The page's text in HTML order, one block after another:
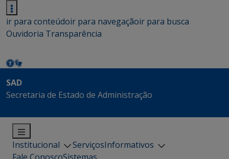
ir para conteúdoir para navegaçãoir para busca
Ouvidoria Transparência
SAD
Secretaria de Estado de Administração
Institucional ServiçosInformativos